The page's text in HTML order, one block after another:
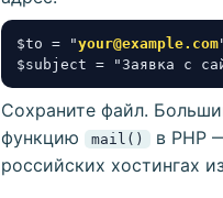
$to = "your@example.com
$subject = "Заявка с
Сохраните файл.
функцию
mail()
в PHP
российских хостингах